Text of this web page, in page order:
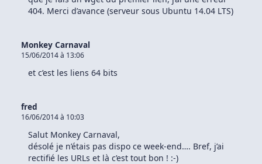
404. Merci d’avance (serveur sous Ubuntu 14.04 LTS)
Monkey Carnaval
15/06/2014 à 13:06
et c’est les liens 64 bits
fred
16/06/2014 à 10:03
Salut Monkey Carnaval,
désolé je n’étais pas dispo ce week-end…. Bref, j’ai
rectifié les URLs et là c’est tout bon ! :-)